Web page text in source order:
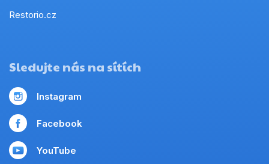
Restorio.cz
Sledujte nás na sítích
Instagram
Facebook
YouTube